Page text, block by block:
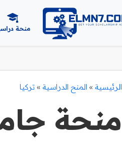
منحة
الرئيسية » المنح الدراسية » تركيا
منحة